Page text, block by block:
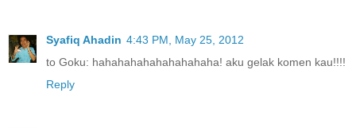
Syafiq Ahadin 4:43 PM, May 25, 2012
to Goku: hahahahahahahahahaha! aku gelak komen kau!!!!
Reply